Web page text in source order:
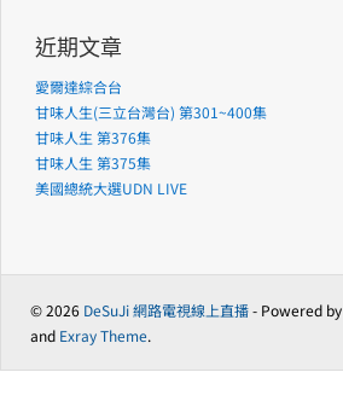
近期文章
愛爾達綜合台
甘味人生(三立台灣台) 第301~400集
甘味人生 第376集
甘味人生 第375集
美國總統大選UDN LIVE
© 2026 DeSuJi 網路電視線上直播- Powered by
and Exray Theme.